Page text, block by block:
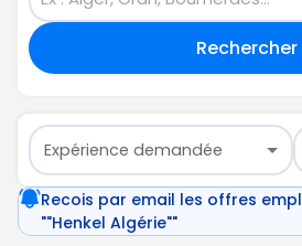
Rechercher
Expérience demandée
Recois par email les offres
""Henkel Algérie""